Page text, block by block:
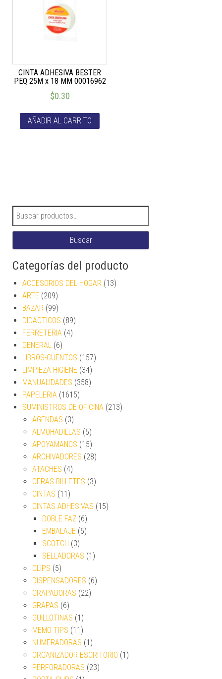
CINTA ADHESIVA BESTER
PEQ 25M x 18 MM 00016962
$0.30
AÑADIR AL CARRITO
Buscar por:
Buscar
Categorías del producto
ACCESORIOS DEL HOGAR (13)
ARTE (209)
BAZAR (99)
DIDACTICOS (89)
FERRETERIA (4)
GENERAL (6)
LIBROS-CUENTOS (157)
LIMPIEZA-HIGIENE (34)
MANUALIDADES (358)
PAPELERIA (1615)
SUMINISTROS DE OFICINA (213)
AGENDAS (3)
ALMOHADILLAS (5)
APOYAMANOS (15)
ARCHIVADORES (28)
ATACHES (4)
CERAS BILLETES (3)
CINTAS (11)
CINTAS ADHESIVAS (15)
DOBLE FAZ (6)
EMBALAJE (5)
SCOTCH (3)
SELLADORAS (1)
CLIPS (5)
DISPENSADORES (6)
GRAPADORAS (22)
GRAPAS (6)
GUILLOTINAS (1)
MEMO TIPS (11)
NUMERADORAS (1)
ORGANIZADOR ESCRITORIO (1)
PERFORADORAS (23)